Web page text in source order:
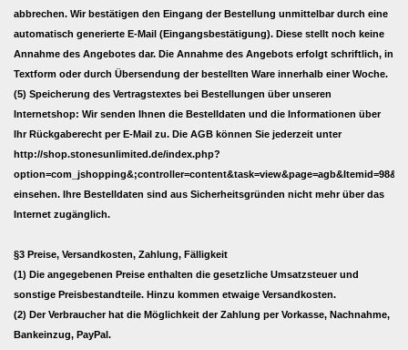
abbrechen. Wir bestätigen den Eingang der Bestellung unmittelbar durch eine
automatisch generierte E-Mail (Eingangsbestätigung). Diese stellt noch keine
Annahme des Angebotes dar. Die Annahme des Angebots erfolgt schriftlich, in
Textform oder durch Übersendung der bestellten Ware innerhalb einer Woche.
(5) Speicherung des Vertragstextes bei Bestellungen über unseren
Internetshop: Wir senden Ihnen die Bestelldaten und die Informationen über
Ihr Rückgaberecht per E-Mail zu. Die AGB können Sie jederzeit unter
http://shop.stonesunlimited.de/index.php?
einsehen. Ihre Bestelldaten sind aus Sicherheitsgründen nicht mehr über das
Internet zugänglich.
§3 Preise, Versandkosten, Zahlung, Fälligkeit
(1) Die angegebenen Preise enthalten die gesetzliche Umsatzsteuer und
sonstige Preisbestandteile. Hinzu kommen etwaige Versandkosten.
(2) Der Verbraucher hat die Möglichkeit der Zahlung per Vorkasse, Nachnahme,
Bankeinzug, PayPal.